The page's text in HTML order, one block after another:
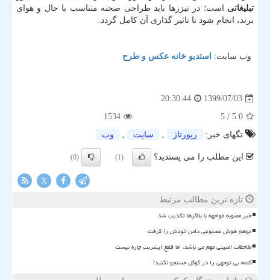
تبلیغاتی است؛ در تیزرها باید طراحی صحنه متناسب با حال و هوای
برند، انجام شود تا تاثیر گذاری آن کامل گردد.
وب سایت: استدیو خانه عکس و طرح
1399/07/03
20:30:44
5.0
/ 5
1534
تگهای خبر:
رپورتاژ , سایت , وب
این مطلب را می پسندید؟ (1)
(0)
X
تازه ترین مطالب مرتبط
خبر مصوبه مواجهه با بلاگرها تکذیب شد
توهم هوش مصنوعی دامن خودش را گرفت
ملاحظات امنیتی مهم می باشد، اما قطع اینترنت چاره نیست
کلمه بی توجهی را در گوگل جستجو نکنید!